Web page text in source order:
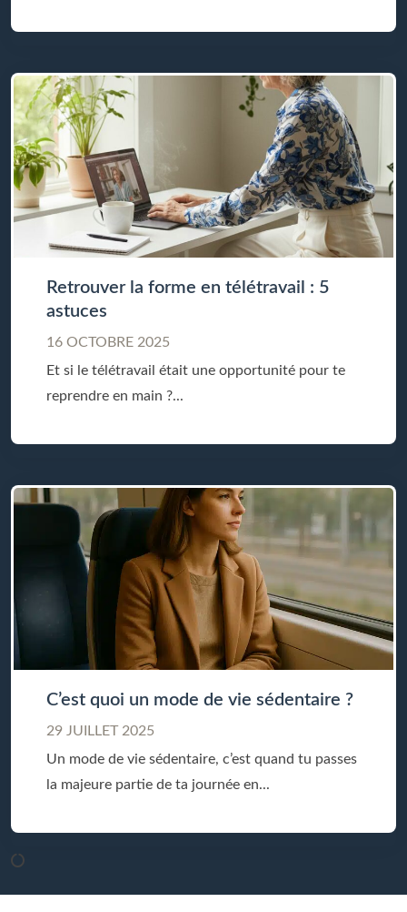
Retrouver la forme en télétravail : 5
astuces
16 OCTOBRE 2025
Et si le télétravail était une opportunité pour te
reprendre en main ?...
C’est quoi un mode de vie sédentaire ?
29 JUILLET 2025
Un mode de vie sédentaire, c’est quand tu passes
la majeure partie de ta journée en...